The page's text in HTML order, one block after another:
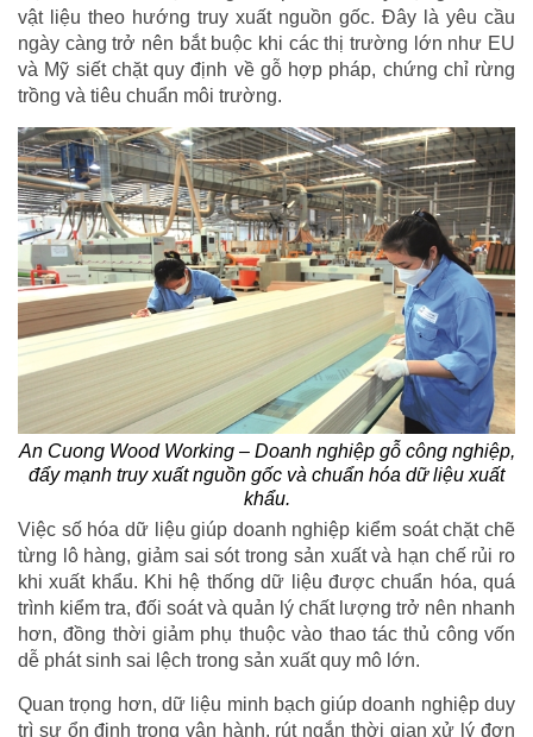
vật liệu theo hướng truy xuất nguồn gốc. Đây là yêu cầu
ngày càng trở nên bắt buộc khi các thị trường lớn như EU
và Mỹ siết chặt quy định về gỗ hợp pháp, chứng chỉ rừng
trồng và tiêu chuẩn môi trường.
An Cuong Wood Working – Doanh nghiệp gỗ công nghiệp,
đẩy mạnh truy xuất nguồn gốc và chuẩn hóa dữ liệu xuất
khẩu.
Việc số hóa dữ liệu giúp doanh nghiệp kiểm soát chặt chẽ
từng lô hàng, giảm sai sót trong sản xuất và hạn chế rủi ro
khi xuất khẩu. Khi hệ thống dữ liệu được chuẩn hóa, quá
trình kiểm tra, đối soát và quản lý chất lượng trở nên nhanh
hơn, đồng thời giảm phụ thuộc vào thao tác thủ công vốn
dễ phát sinh sai lệch trong sản xuất quy mô lớn.
Quan trọng hơn, dữ liệu minh bạch giúp doanh nghiệp duy
trì sự ổn định trong vận hành, rút ngắn thời gian xử lý đơn